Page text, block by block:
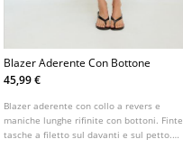
Blazer Aderente Con Bottone
45,99 €
Blazer aderente con collo a revers e
maniche lunghe rifinite con bottoni. Finte
tasche a filetto sul davanti e sul petto.